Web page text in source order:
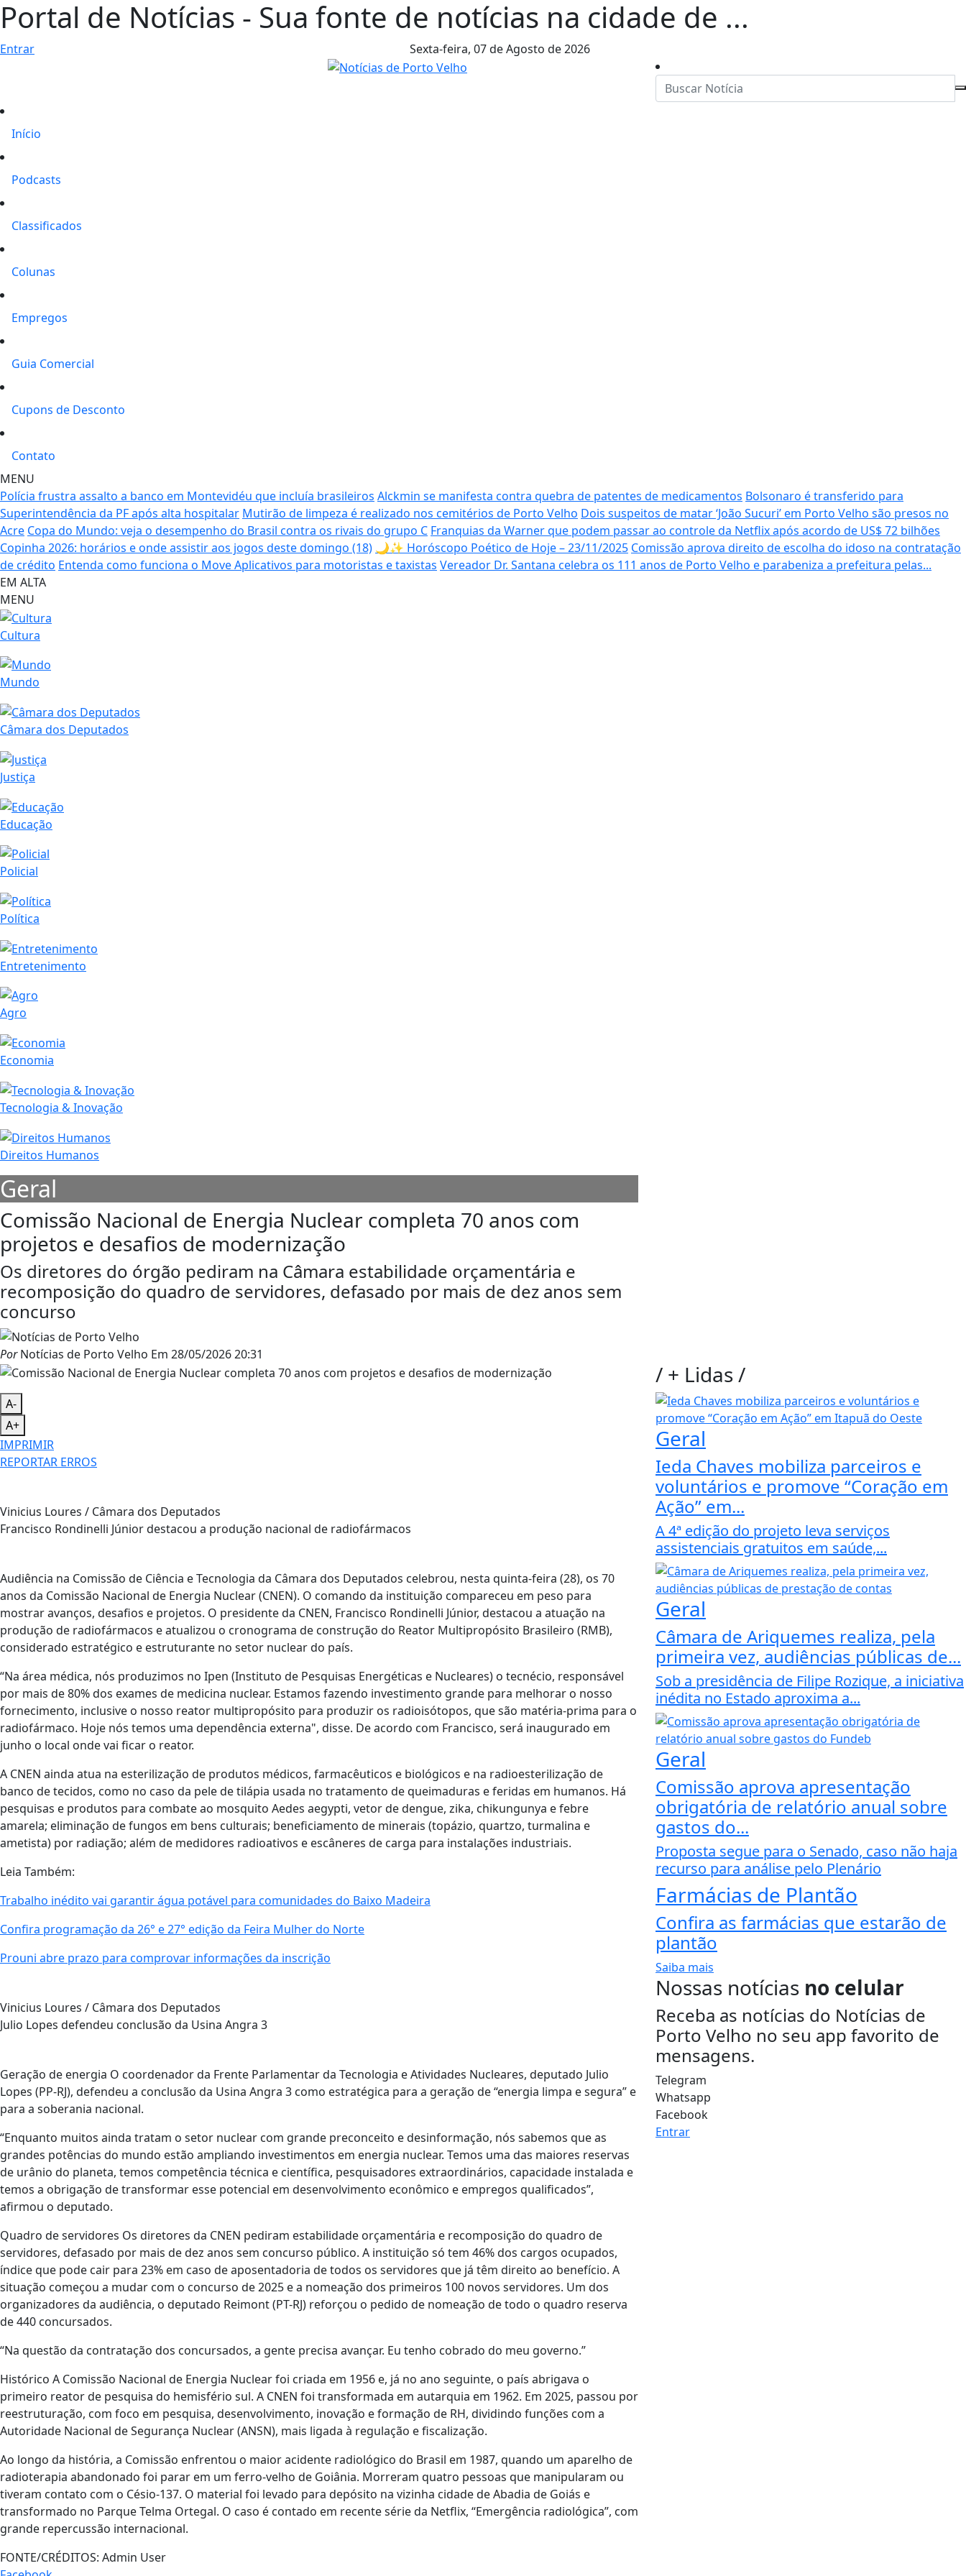
Portal de Notícias - Sua fonte de notícias na cidade de ...
Entrar Sexta-feira, 07 de Agosto de 2026
Início
Podcasts
Classificados
Colunas
Empregos
Guia Comercial
Cupons de Desconto
Contato
MENU
Polícia frustra assalto a banco em Montevidéu que incluía brasileiros Alckmin se manifesta contra quebra de patentes de medicamentos Bolsonaro é transferido para
Superintendência da PF após alta hospitalar Mutirão de limpeza é realizado nos cemitérios de Porto Velho Dois suspeitos de matar ‘João Sucuri’ em Porto Velho são presos no
Acre Copa do Mundo: veja o desempenho do Brasil contra os rivais do grupo C Franquias da Warner que podem passar ao controle da Netflix após acordo de US$ 72 bilhões
Copinha 2026: horários e onde assistir aos jogos deste domingo (18) 🌙✨ Horóscopo Poético de Hoje – 23/11/2025 Comissão aprova direito de escolha do idoso na contratação
de crédito Entenda como funciona o Move Aplicativos para motoristas e taxistas Vereador Dr. Santana celebra os 111 anos de Porto Velho e parabeniza a prefeitura pelas...
EM ALTA
MENU
Cultura
Mundo
Câmara dos Deputados
Justiça
Educação
Policial
Política
Entretenimento
Agro
Economia
Tecnologia & Inovação
Direitos Humanos
Geral
Comissão Nacional de Energia Nuclear completa 70 anos com
projetos e desafios de modernização
Os diretores do órgão pediram na Câmara estabilidade orçamentária e
recomposição do quadro de servidores, defasado por mais de dez anos sem
concurso
PorNotícias de Porto Velho Em 28/05/2026 20:31
A-
A+
IMPRIMIR
REPORTAR ERROS
Vinicius Loures / Câmara dos Deputados
Francisco Rondinelli Júnior destacou a produção nacional de radiofármacos
Audiência na Comissão de Ciência e Tecnologia da Câmara dos Deputados celebrou, nesta quinta-feira (28), os 70
anos da Comissão Nacional de Energia Nuclear (CNEN). O comando da instituição compareceu em peso para
mostrar avanços, desafios e projetos. O presidente da CNEN, Francisco Rondinelli Júnior, destacou a atuação na
produção de radiofármacos e atualizou o cronograma de construção do Reator Multipropósito Brasileiro (RMB),
considerado estratégico e estruturante no setor nuclear do país.
“Na área médica, nós produzimos no Ipen (Instituto de Pesquisas Energéticas e Nucleares) o tecnécio, responsável
por mais de 80% dos exames de medicina nuclear. Estamos fazendo investimento grande para melhorar o nosso
fornecimento, inclusive o nosso reator multipropósito para produzir os radioisótopos, que são matéria-prima para o
radiofármaco. Hoje nós temos uma dependência externa", disse. De acordo com Francisco, será inaugurado em
junho o local onde vai ficar o reator.
A CNEN ainda atua na esterilização de produtos médicos, farmacêuticos e biológicos e na radioesterilização de
banco de tecidos, como no caso da pele de tilápia usada no tratamento de queimaduras e feridas em humanos. Há
pesquisas e produtos para combate ao mosquito Aedes aegypti, vetor de dengue, zika, chikungunya e febre
amarela; eliminação de fungos em bens culturais; beneficiamento de minerais (topázio, quartzo, turmalina e
ametista) por radiação; além de medidores radioativos e escâneres de carga para instalações industriais.
Leia Também:
Trabalho inédito vai garantir água potável para comunidades do Baixo Madeira
Confira programação da 26° e 27° edição da Feira Mulher do Norte
Prouni abre prazo para comprovar informações da inscrição
Vinicius Loures / Câmara dos Deputados
Julio Lopes defendeu conclusão da Usina Angra 3
Geração de energia O coordenador da Frente Parlamentar da Tecnologia e Atividades Nucleares, deputado Julio
Lopes (PP-RJ), defendeu a conclusão da Usina Angra 3 como estratégica para a geração de “energia limpa e segura” e
para a soberania nacional.
“Enquanto muitos ainda tratam o setor nuclear com grande preconceito e desinformação, nós sabemos que as
grandes potências do mundo estão ampliando investimentos em energia nuclear. Temos uma das maiores reservas
de urânio do planeta, temos competência técnica e científica, pesquisadores extraordinários, capacidade instalada e
temos a obrigação de transformar esse potencial em desenvolvimento econômico e empregos qualificados”,
afirmou o deputado.
Quadro de servidores Os diretores da CNEN pediram estabilidade orçamentária e recomposição do quadro de
servidores, defasado por mais de dez anos sem concurso público. A instituição só tem 46% dos cargos ocupados,
índice que pode cair para 23% em caso de aposentadoria de todos os servidores que já têm direito ao benefício. A
situação começou a mudar com o concurso de 2025 e a nomeação dos primeiros 100 novos servidores. Um dos
organizadores da audiência, o deputado Reimont (PT-RJ) reforçou o pedido de nomeação de todo o quadro reserva
de 440 concursados.
“Na questão da contratação dos concursados, a gente precisa avançar. Eu tenho cobrado do meu governo.”
Histórico A Comissão Nacional de Energia Nuclear foi criada em 1956 e, já no ano seguinte, o país abrigava o
primeiro reator de pesquisa do hemisfério sul. A CNEN foi transformada em autarquia em 1962. Em 2025, passou por
reestruturação, com foco em pesquisa, desenvolvimento, inovação e formação de RH, dividindo funções com a
Autoridade Nacional de Segurança Nuclear (ANSN), mais ligada à regulação e fiscalização.
Ao longo da história, a Comissão enfrentou o maior acidente radiológico do Brasil em 1987, quando um aparelho de
radioterapia abandonado foi parar em um ferro-velho de Goiânia. Morreram quatro pessoas que manipularam ou
tiveram contato com o Césio-137. O material foi levado para depósito na vizinha cidade de Abadia de Goiás e
transformado no Parque Telma Ortegal. O caso é contado em recente série da Netflix, “Emergência radiológica”, com
grande repercussão internacional.
FONTE/CRÉDITOS: Admin User
/ + Lidas/
Geral
Ieda Chaves mobiliza parceiros e
voluntários e promove “Coração em
Ação” em...
A 4ª edição do projeto leva serviços
assistenciais gratuitos em saúde,...
Geral
Câmara de Ariquemes realiza, pela
primeira vez, audiências públicas de...
Sob a presidência de Filipe Rozique, a iniciativa
inédita no Estado aproxima a...
Geral
Comissão aprova apresentação
obrigatória de relatório anual sobre
gastos do...
Proposta segue para o Senado, caso não haja
recurso para análise pelo Plenário
Farmácias de Plantão
Confira as farmácias que estarão de
plantão
Saiba mais
Nossas notícias no celular
Receba as notícias do Notícias de
Porto Velho no seu app favorito de
mensagens.
Telegram
Whatsapp
Facebook
Entrar